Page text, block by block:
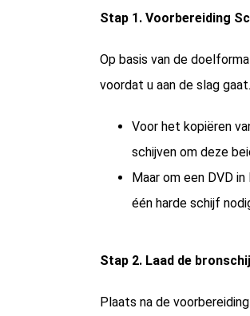
Stap 1. Voorbereiding
Op basis van de
voordat u aan de slag gaat.
Voor het kopiëren
schijven om deze
Maar om een DVD
één harde schijf
Stap 2. Laad de
Plaats na de